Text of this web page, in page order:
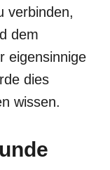
verbinden,
dem
eigensinnige
dies
wissen.